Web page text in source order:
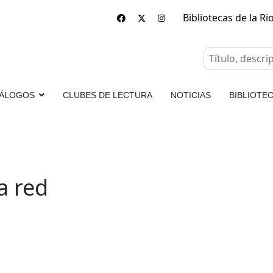
Bibliotecas de la
CLUBES DE LECTURA NOTICIAS
red